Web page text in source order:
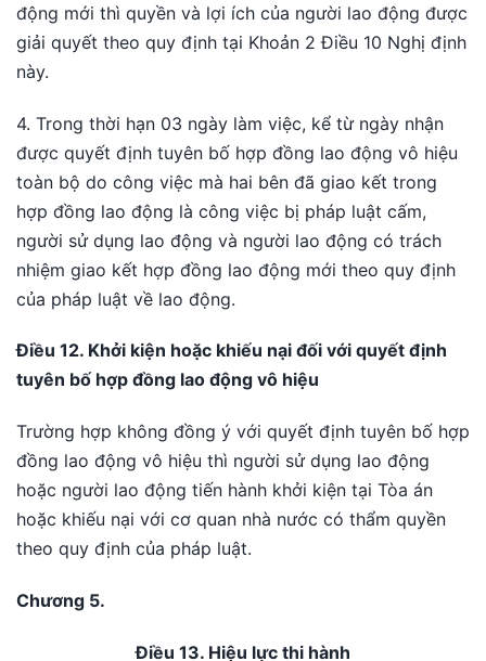
động mới thì quyền và lợi ích của người lao động được
giải quyết theo quy định tại Khoản 2 Điều 10 Nghị định
này.
4. Trong thời hạn 03 ngày làm việc, kể từ ngày nhận
được quyết định tuyên bố hợp đồng lao động vô hiệu
toàn bộ do công việc mà hai bên đã giao kết trong
hợp đồng lao động là công việc bị pháp luật cấm,
người sử dụng lao động và người lao động có trách
nhiệm giao kết hợp đồng lao động mới theo quy định
của pháp luật về lao động.
Điều 12. Khởi kiện hoặc khiếu nại đối với quyết định
tuyên bố hợp đồng lao động vô hiệu
Trường hợp không đồng ý với quyết định tuyên bố hợp
đồng lao động vô hiệu thì người sử dụng lao động
hoặc người lao động tiến hành khởi kiện tại Tòa án
hoặc khiếu nại với cơ quan nhà nước có thẩm quyền
theo quy định của pháp luật.
Chương 5.
Điều 13. Hiệu lực thi hành